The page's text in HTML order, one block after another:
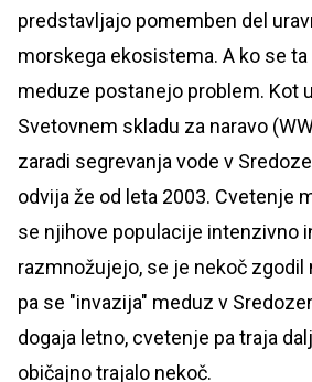
predstavljajo pomemben del
morskega ekosistema. A ko se
meduze postanejo problem. Kot
Svetovnem skladu za naravo
zaradi segrevanja vode v
odvija že od leta 2003. Cvetenje
se njihove populacije intenzivno
razmnožujejo, se je nekoč zgodil
pa se "invazija" meduz v
dogaja letno, cvetenje pa traja
običajno trajalo nekoč.